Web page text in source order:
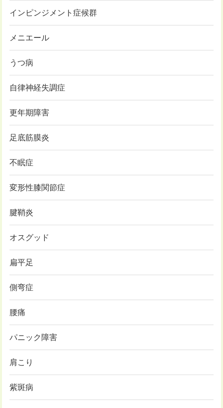
インピンジメント症候群
メニエール
うつ病
自律神経失調症
更年期障害
足底筋膜炎
不眠症
変形性膝関節症
腱鞘炎
オスグッド
扁平足
側弯症
腰痛
パニック障害
肩こり
紫斑病